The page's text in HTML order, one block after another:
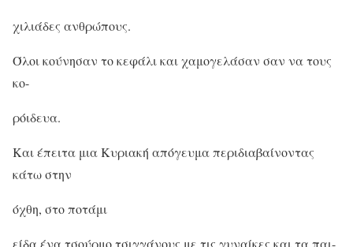
χιλιάδες ανθρώπους.
Όλοι κούνησαν το κεφάλι και χαμογελάσαν σαν να τους
κο-
ρόιδευα.
Και έπειτα μια Κυριακή απόγευμα περιδιαβαίνοντας
κάτω στην
όχθη, στο ποτάμι
είδα ένα τσούρμο τσιγγάνους με τις γυναίκες και τα παι-